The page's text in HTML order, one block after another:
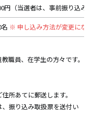
円（当選者は、事前振り込
※ 申し込み方法が変更に
職員、在学生の方々です。
所あてに郵送します。
、振り込み取扱票を送付い